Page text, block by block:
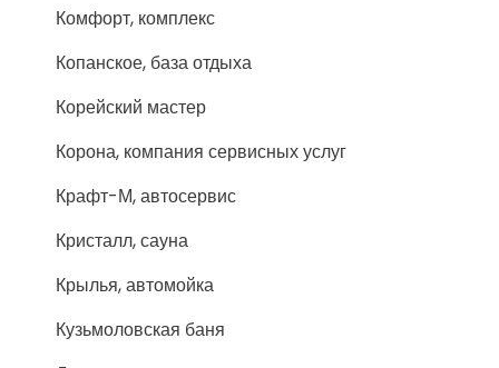
Комфорт, комплекс
Копанское, база отдыха
Корейский мастер
Корона, компания сервисных услуг
Крафт-М, автосервис
Кристалл, сауна
Крылья, автомойка
Кузьмоловская баня